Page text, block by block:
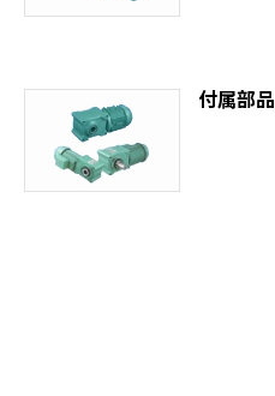
付属部品